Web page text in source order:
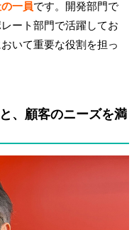
一員です。開発部門で
ート部門で活躍してお
いて重要な役割を担っ
、顧客のニーズを満